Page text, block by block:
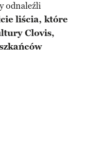
odnaleźli
liścia, które
Clovis,